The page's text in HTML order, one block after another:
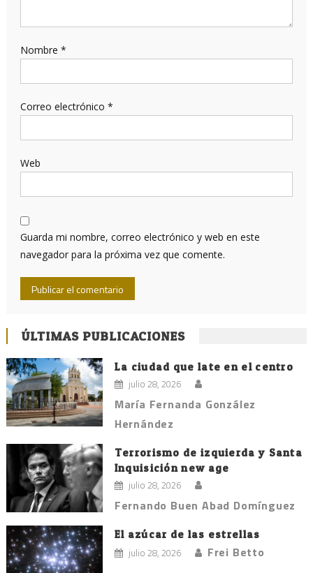
Nombre *
Correo electrónico *
Web
Guarda mi nombre, correo electrónico y web en este
navegador para la próxima vez que comente.
ÚLTIMAS PUBLICACIONES
La ciudad que late en el centro
julio 28, 2026
María Fernanda González
Hernández
Terrorismo de izquierda y Santa
Inquisición new age
julio 28, 2026
Fernando Buen Abad Domínguez
El azúcar de las estrellas
julio 28, 2026 Frei Betto